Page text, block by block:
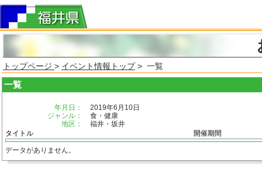
トップページ > イベント情報トップ> 一覧
一覧
年月日：
2019年6月10日
ジャンル：
食・健康
地区：
福井・坂井
タイトル
開催期間
データがありません。